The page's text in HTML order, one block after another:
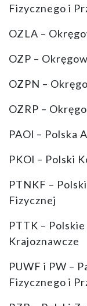
Fizycznego i
OZLA –
OZP –
OZPN –
OZRP –
PAOl – Polska
PKOl – Polski
PTNKF –
Fizycznej
PTTK –
Krajoznawcze
PUWF i PW –
Fizycznego i